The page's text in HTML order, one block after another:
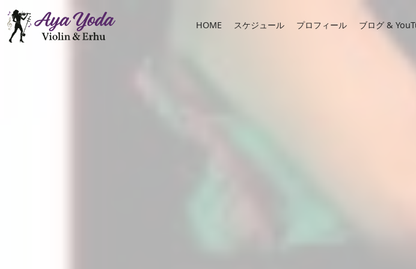
Skip to main content
HOME スケジュール プロフィール ブログ &